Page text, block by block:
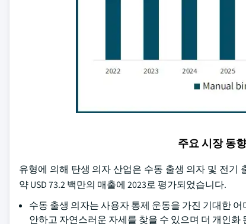
주요 시장 동
유형에 의해 탄생 의자 산업은 수동 출생 의자 및 전
약 USD 73.2 백만의 매출에 2023로 평가되었습니다.
수동 출생 의자는 사용자 통제 운동을 가진 기대한
안하고 자연스러운 자세를 찾을 수 있으며 더 개인화